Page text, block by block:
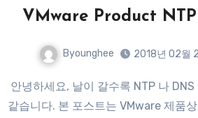
VMware Product
Byounghee 2018년 02월
안녕하세요, 날이 갈수록 NTP 나 DNS 의 중요성이 커지는것
같습니다. 본 포스트는 VMware 제품